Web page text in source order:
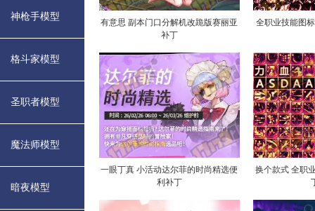
有意思 副本门口分解机改跪版赛丽亚
补丁
全职业技能图
一眼丁真 小活动达尔菲的时尚精选便
利补丁
换个款式 全职
神枪手模型
格斗家模型
圣职者模型
魔法师模型
暗夜模型